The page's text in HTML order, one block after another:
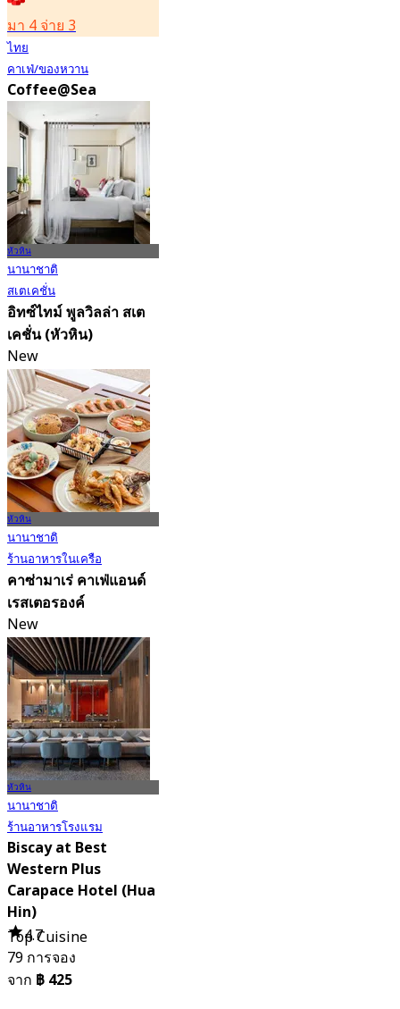
มา 4 จ่าย 3
ไทย
คาเฟ่/ของหวาน
Coffee@Sea
Springfield at Sea
Resort & Spa (Hua
Hin)
4.9
37 การจอง
จาก ฿ 449.25
หัวหิน
นานาชาติ
สเตเคชั่น
อิทซ์ไทม์ พูลวิลล่า สเต
เคชั่น (หัวหิน)
New
4.3
จาก฿ 1,666.5
หัวหิน
นานาชาติ
ร้านอาหารในเครือ
คาซ่ามาเร่ คาเฟ่แอนด์
เรสเตอรองค์
New
4.2
จาก฿ 622.5
หัวหิน
นานาชาติ
ร้านอาหารโรงแรม
Biscay at Best
Western Plus
Carapace Hotel (Hua
Hin)
4.7
79 การจอง
จาก ฿ 425
Top Cuisine